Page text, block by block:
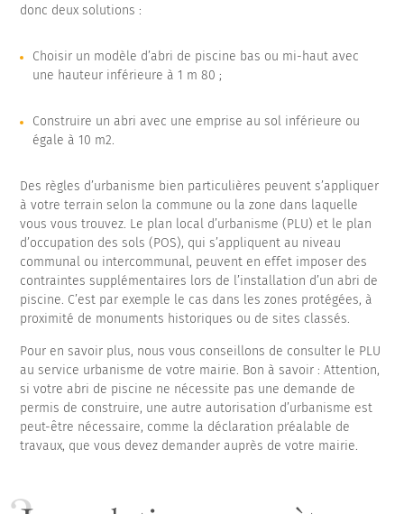
donc deux solutions :
Choisir un modèle d’abri de piscine bas ou mi-haut avec
une hauteur inférieure à 1 m 80 ;
Construire un abri avec une emprise au sol inférieure ou
égale à 10 m2.
Des règles d’urbanisme bien particulières peuvent s’appliquer
à votre terrain selon la commune ou la zone dans laquelle
vous vous trouvez. Le plan local d’urbanisme (PLU) et le plan
d’occupation des sols (POS), qui s’appliquent au niveau
communal ou intercommunal, peuvent en effet imposer des
contraintes supplémentaires lors de l’installation d’un abri de
piscine. C’est par exemple le cas dans les zones protégées, à
proximité de monuments historiques ou de sites classés.
Pour en savoir plus, nous vous conseillons de consulter le PLU
au service urbanisme de votre mairie. Bon à savoir : Attention,
si votre abri de piscine ne nécessite pas une demande de
permis de construire, une autre autorisation d’urbanisme est
peut-être nécessaire, comme la déclaration préalable de
travaux, que vous devez demander auprès de votre mairie.